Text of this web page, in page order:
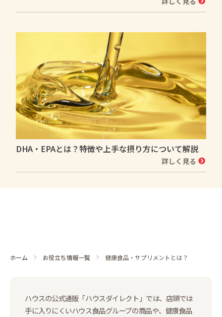
ホーム お役立ち情報一覧 健康食品・サプリメントとは？
DHA・EPAとは？特徴や上手な摂り方について解説
詳しく見る
ハウスの公式通販「ハウスダイレクト」では、店頭では
手に入りにくいハウス食品グループの商品や、健康食品